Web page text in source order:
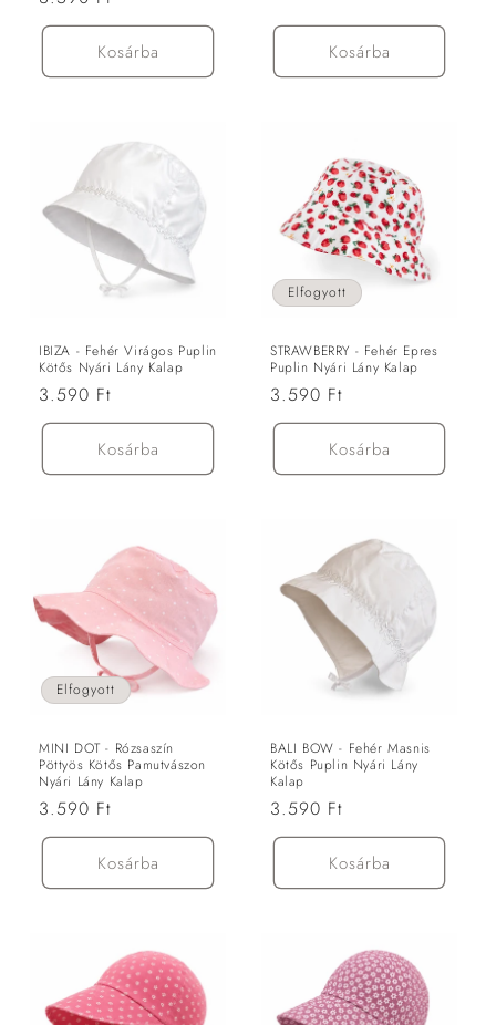
ár
Kosárba Kosárba
IBIZA - Fehér Virágos Puplin
Kötős Nyári Lány Kalap
Normál
ár
3.590 Ft
Kosárba
Elfogyott
STRAWBERRY - Fehér Epres
Puplin Nyári Lány Kalap
Normál
ár
3.590 Ft
Kosárba
Elfogyott
MINI DOT - Rózsaszín
Pöttyös Kötős Pamutvászon
Nyári Lány Kalap
Normál
ár
3.590 Ft
Kosárba
BALI BOW - Fehér Masnis
Kötős Puplin Nyári Lány
Kalap
Normál
ár
3.590 Ft
Kosárba